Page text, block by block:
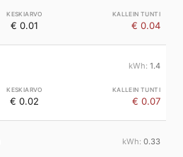
€ 0.01 € 0.04
1.4
€ 0.02 € 0.07
0.33